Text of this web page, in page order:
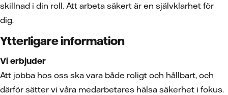
skillnad i din roll. Att arbeta säkert är en självklarhet för
dig.
Ytterligare information
Vi erbjuder
Att jobba hos oss ska vara både roligt och hållbart, och
därför sätter vi våra medarbetares hälsa säkerhet i fokus.